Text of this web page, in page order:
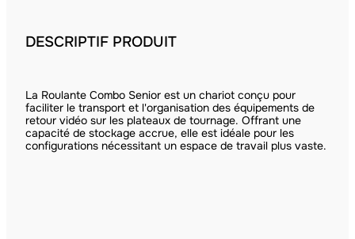
DESCRIPTIF PRODUIT
La Roulante Combo Senior est un chariot conçu pour
faciliter le transport et l'organisation des équipements de
retour vidéo sur les plateaux de tournage. Offrant une
capacité de stockage accrue, elle est idéale pour les
configurations nécessitant un espace de travail plus vaste.